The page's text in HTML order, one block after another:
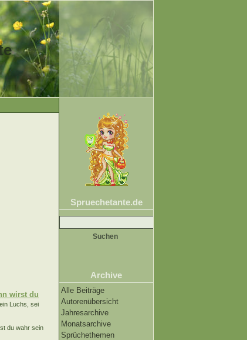
Spruechetante.de
Suche
nach:
Archive
Alle Beiträge
Autorenübersicht
Jahresarchive
Monatsarchive
Sprüchethemen
wirst du
Luchs, sei
du wahr sein